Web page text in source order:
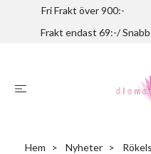
Fri Frakt över 900:-
Frakt endast 69:-/
Hem Nyheter